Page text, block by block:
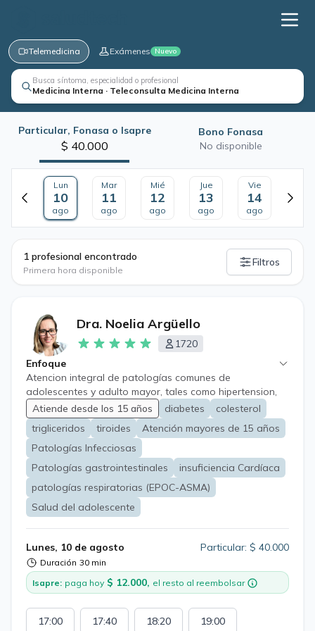
Telemedicina Exámenes Nuevo
Busca síntoma, especialidad o profesional
Medicina Interna · Teleconsulta Medicina Interna
Particular, Fonasa o Isapre
$ 40.000
Bono Fonasa
No disponible
Lun
10
ago
Mar
11
ago
Mié
12
ago
Jue
13
ago
Vie
14
ago
1 profesional encontrado
Primera hora disponible
Filtros
Dra. Noelia Argüello
1720
Enfoque
Atencion integral de patologías comunes de
adolescentes y adulto mayor, tales como hipertension,
diabetes, obesidad, alergias, problemas digestivos,
respiratorios y neurologicos a fin de a lograr oportuno
diagnostico, tratamiento y derivacion si corresponde.
Atiende desde los 15 años diabetes
colesterol
trigliceridos
tiroides
Atención mayores de 15 años
Patologías Infecciosas
Patologías gastrointestinales
insuficiencia Cardíaca
patologías respiratorias (EPOC-ASMA)
Salud del adolescente
Lunes, 10 de agosto
Duración 30 min
Particular: $ 40.000
Isapre: paga hoy $ 12.000, el resto al reembolsar
17:00 17:40 18:20 19:00